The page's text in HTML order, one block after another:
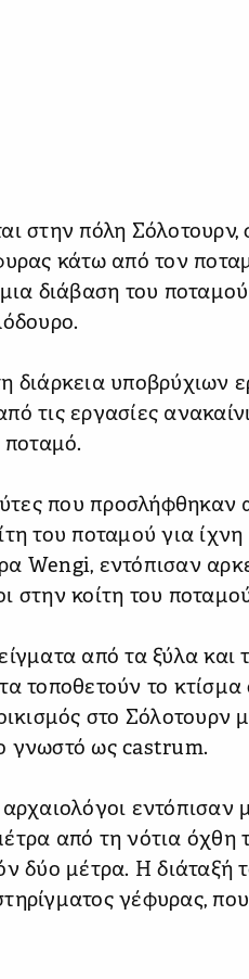
στην πόλη Σόλοτουρν,
κάτω από τον
διάβαση του
διάρκεια υποβρύχιων
τις εργασίες
ποταμό.
που προσλήφθηκαν
του ποταμού για
Wengi, εντόπισαν
στην κοίτη του
από τα ξύλα
τοποθετούν το
στο Σόλοτουρν
γνωστό ως castrum.
εντόπισαν
από τη νότια όχθη
δύο μέτρα. Η διάταξή
γέφυρας,